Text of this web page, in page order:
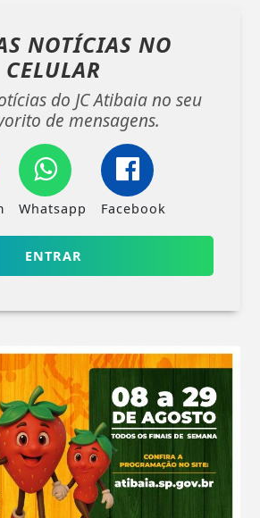
NOTÍCIAS NO
CELULAR
do JC Atibaia no seu
de mensagens.
Whatsapp Facebook
ENTRAR